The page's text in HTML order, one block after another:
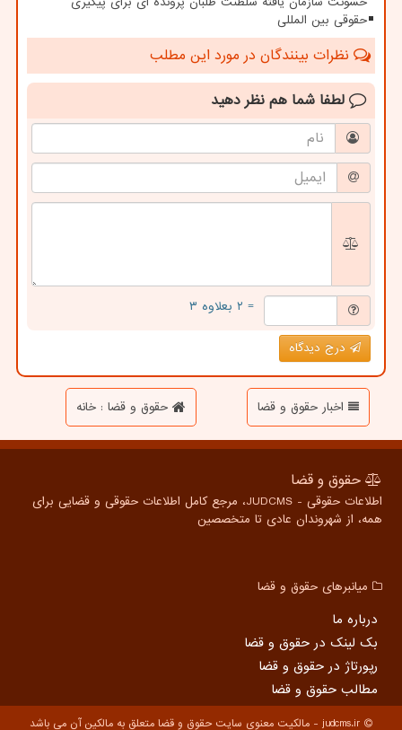
حقوقی بین المللی
نظرات بینندگان در مورد این مطلب
لطفا شما هم نظر دهید
= ۲ بعلاوه ۳
درج دیدگاه
اخبار حقوق و قضا حقوق و قضا : خانه
حقوق و قضا
اطلاعات حقوقی - JUDCMS، مرجع کامل اطلاعات حقوقی و قضایی برای
همه، از شهروندان عادی تا متخصصین
میانبرهای حقوق و قضا
درباره ما
بک لینک در حقوق و قضا
رپورتاژ در حقوق و قضا
مطالب حقوق و قضا